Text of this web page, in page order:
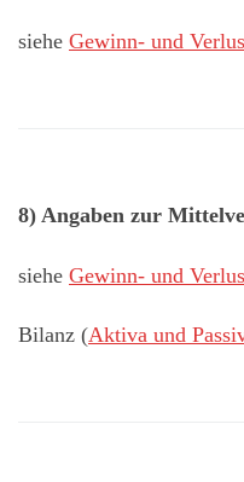
siehe Gewinn- und
8) Angaben zur
siehe Gewinn- und
Bilanz (Aktiva und